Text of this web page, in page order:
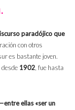
paradójico que
con otros
es bastante joven.
1902, fue hasta
ellas «ser un